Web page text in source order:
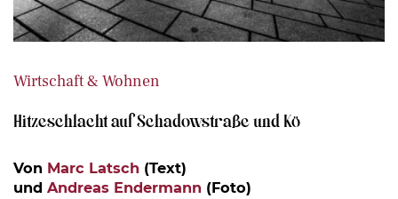
Wirtschaft & Wohnen
Hitzeschlacht auf Schadowstraße und Kö
Von Marc Latsch (Text)
und Andreas Endermann (Foto)